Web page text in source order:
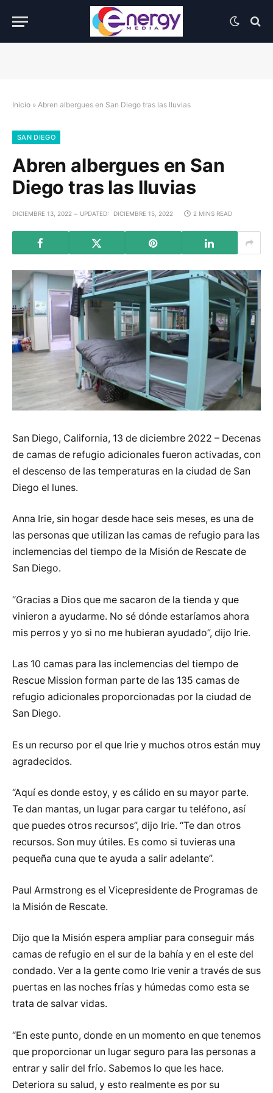
Inicio » Abren albergues en San Diego tras las lluvias
SAN DIEGO
Abren albergues en San
Diego tras las lluvias
DICIEMBRE 13, 2022 UPDATED: DICIEMBRE 15, 2022 2 MINS READ
San Diego, California, 13 de diciembre 2022 – Decenas
de camas de refugio adicionales fueron activadas, con
el descenso de las temperaturas en la ciudad de San
Diego el lunes.
Anna Irie, sin hogar desde hace seis meses, es una de
las personas que utilizan las camas de refugio para las
inclemencias del tiempo de la Misión de Rescate de
San Diego.
“Gracias a Dios que me sacaron de la tienda y que
vinieron a ayudarme. No sé dónde estaríamos ahora
mis perros y yo si no me hubieran ayudado”, dijo Irie.
Las 10 camas para las inclemencias del tiempo de
Rescue Mission forman parte de las 135 camas de
refugio adicionales proporcionadas por la ciudad de
San Diego.
Es un recurso por el que Irie y muchos otros están muy
agradecidos.
“Aquí es donde estoy, y es cálido en su mayor parte.
Te dan mantas, un lugar para cargar tu teléfono, así
que puedes otros recursos”, dijo Irie. “Te dan otros
recursos. Son muy útiles. Es como si tuvieras una
pequeña cuna que te ayuda a salir adelante”.
Paul Armstrong es el Vicepresidente de Programas de
la Misión de Rescate.
Dijo que la Misión espera ampliar para conseguir más
camas de refugio en el sur de la bahía y en el este del
condado. Ver a la gente como Irie venir a través de sus
puertas en las noches frías y húmedas como esta se
trata de salvar vidas.
“En este punto, donde en un momento en que tenemos
que proporcionar un lugar seguro para las personas a
entrar y salir del frío. Sabemos lo que les hace.
Deteriora su salud, y esto realmente es por su